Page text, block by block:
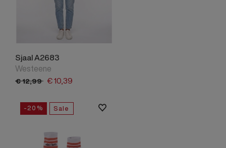
Sjaal A2683
Westeene
€12,99 €10,39
-20% Sale